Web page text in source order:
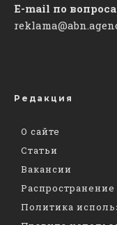
E-mail по
Редакция
О сайте
Статьи
Вакансии
Политика